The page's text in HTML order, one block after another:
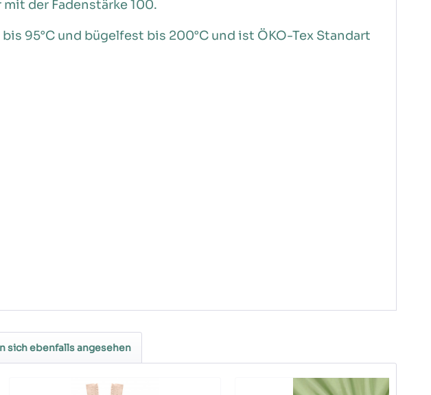
der Fadenstärke 100.
95°C und bügelfest bis 200°C und ist ÖKO-Tex Standart
sich ebenfalls angesehen